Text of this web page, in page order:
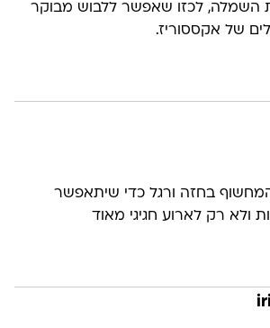
השמלה, לכזו שאפשר ללבוש מבוקר
של אקססוריז.
בחזה ורגל כדי שיתאפשר
ולא רק לארוע חגיגי מאוד